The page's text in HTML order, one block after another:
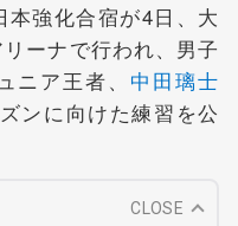
強化合宿が4日、大
ーナで行われ、男子
ニア王者、 中田璃士
ンに向けた練習を公
CLOSE